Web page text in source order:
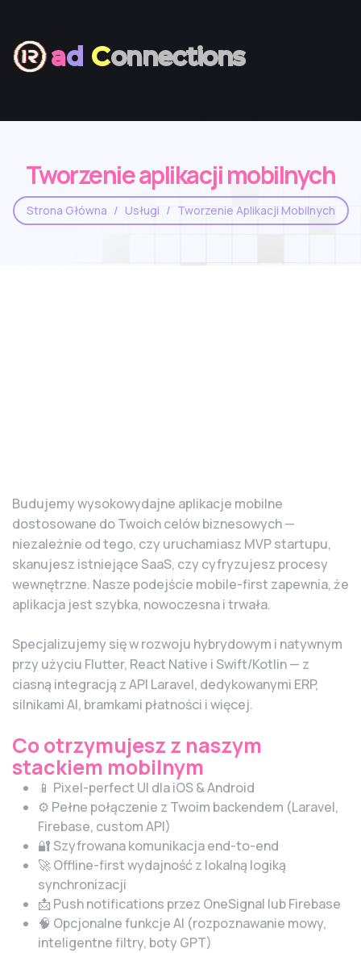
ad Connections
Tworzenie aplikacji mobilnych
Strona Główna Usługi Tworzenie Aplikacji Mobilnych
Budujemy wysokowydajne aplikacje mobilne
dostosowane do Twoich celów biznesowych —
niezależnie od tego, czy uruchamiasz MVP startupu,
skanujesz istniejące SaaS, czy cyfryzujesz procesy
wewnętrzne. Nasze podejście mobile-first zapewnia, że
aplikacja jest szybka, nowoczesna i trwała.
Specjalizujemy się w rozwoju hybrydowym i natywnym
przy użyciu Flutter, React Native i Swift/Kotlin — z
ciasną integracją z API Laravel, dedykowanymi ERP,
silnikami AI, bramkami płatności i więcej.
Co otrzymujesz z naszym
stackiem mobilnym
📱 Pixel-perfect UI dla iOS & Android
⚙️ Pełne połączenie z Twoim backendem (Laravel,
Firebase, custom API)
🔐 Szyfrowana komunikacja end-to-end
🚀 Offline-first wydajność z lokalną logiką
synchronizacji
📩 Push notifications przez OneSignal lub Firebase
🧠 Opcjonalne funkcje AI (rozpoznawanie mowy,
inteligentne filtry, boty GPT)